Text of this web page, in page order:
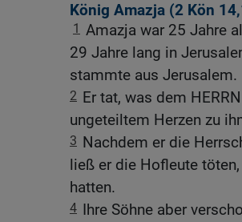
König Amazja (2 Kön
1 Amazja war 25 Jahre
29 Jahre lang in
stammte aus Jerusalem.
2 Er tat, was dem
ungeteiltem Herzen zu
3 Nachdem er die
ließ er die Hofleute
hatten.
4 Ihre Söhne aber